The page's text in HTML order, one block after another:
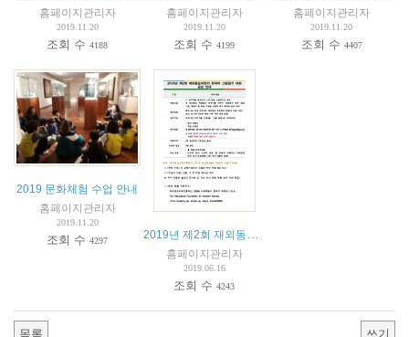
홈페이지관리자
2019.11.20
조회 수4188
홈페이지관리자
2019.11.20
조회 수4199
홈페이지관리자
2019.11.20
조회 수 4407
2019 문화체험 수업 안내
홈페이지관리자
2019.11.20
조회 수4297
홈페이지관리자
2019.06.16
조회 수4243
목록 쓰기